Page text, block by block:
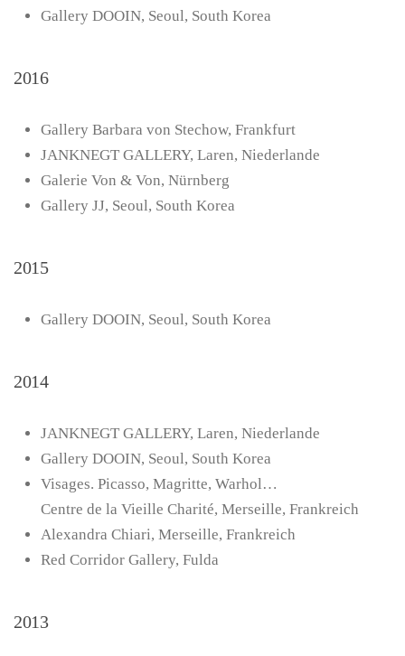
Gallery DOOIN, Seoul, South Korea
2016
Gallery Barbara von Stechow, Frankfurt
JANKNEGT GALLERY, Laren, Niederlande
Galerie Von & Von, Nürnberg
Gallery JJ, Seoul, South Korea
2015
Gallery DOOIN, Seoul, South Korea
2014
JANKNEGT GALLERY, Laren, Niederlande
Gallery DOOIN, Seoul, South Korea
Visages. Picasso, Magritte, Warhol…
Centre de la Vieille Charité, Merseille, Frankreich
Alexandra Chiari, Merseille, Frankreich
Red Corridor Gallery, Fulda
2013